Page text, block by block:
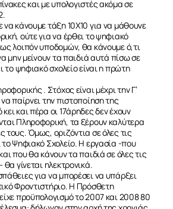
και με υπολογιστές ακόμα σε
να κάνουμε τάξη 10Χ10 για να μάθουνε
ούτε για να έρθει το ψηφιακό
λοιπόν υποδομών, θα κάνουμε ό,τι
μην μείνουν τα παιδιά αυτά πίσω σε
το ψηφιακό σχολείο είναι η πρώτη
. Στόχος είναι μέχρι την Γ’
παίρνει την πιστοποίηση της
και πέρα οι 17άρηδες δεν έχουν
Πληροφορική, τα ξέρουν καλύτερα
τους. Όμως, οριζόντια σε όλες τις
Ψηφιακό Σχολείο. Η εργασία -που
που θα κάνουν τα παιδιά σε όλες τις
γίνεται ηλεκτρονικά.
για να μπορέσει να υπάρξει
Φροντιστήριο. Η Πρόσθετη
προϋπολογισμό το 2007 και 2008 80